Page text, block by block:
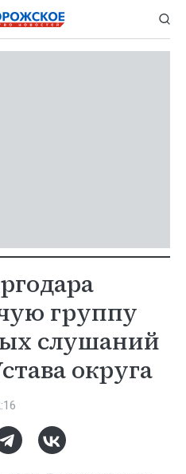
группу
слушаний
округа